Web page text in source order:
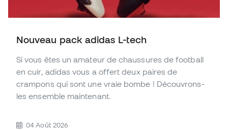
Nouveau pack adidas L-tech
Si vous êtes un amateur de chaussures de football
en cuir, adidas vous a offert deux paires de
crampons qui sont une vraie bombe ! Découvrons-
les ensemble maintenant.
04 Août 2026